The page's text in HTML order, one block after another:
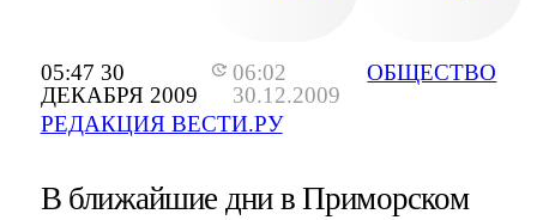
05:47 30
ДЕКАБРЯ 2009
06:02
30.12.2009
РЕДАКЦИЯ ВЕСТИ.РУ
ОБЩЕСТВО
В ближайшие дни в Приморском